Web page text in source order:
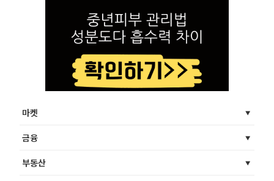
마켓
금융
부동산